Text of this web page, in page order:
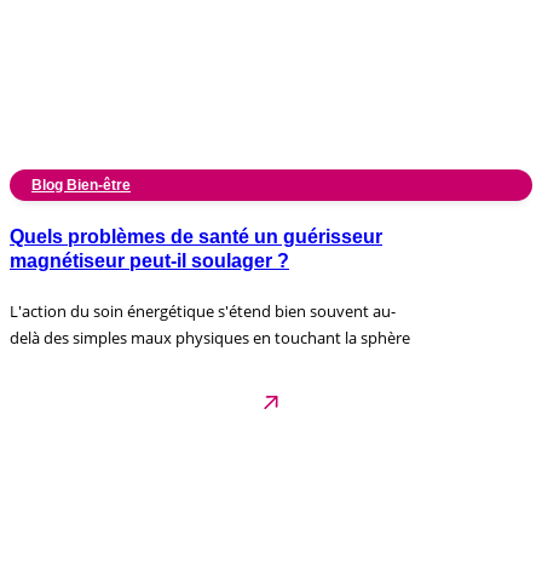
Blog Bien-être
Quels problèmes de santé un guérisseur
magnétiseur peut-il soulager ?
L'action du soin énergétique s'étend bien souvent au-
delà des simples maux physiques en touchant la sphère